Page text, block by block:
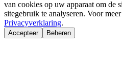
van cookies op uw apparaat om de
sitegebruik te analyseren. Voor
Privacyverklaring.
Accepteer Beheren